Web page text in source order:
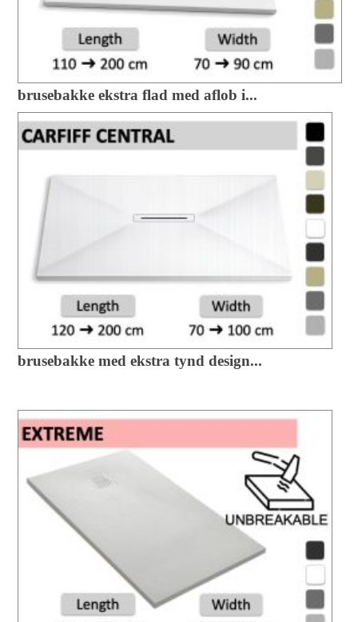
brusebakke ekstra flad med aflob i...
brusebakke med ekstra tynd design...